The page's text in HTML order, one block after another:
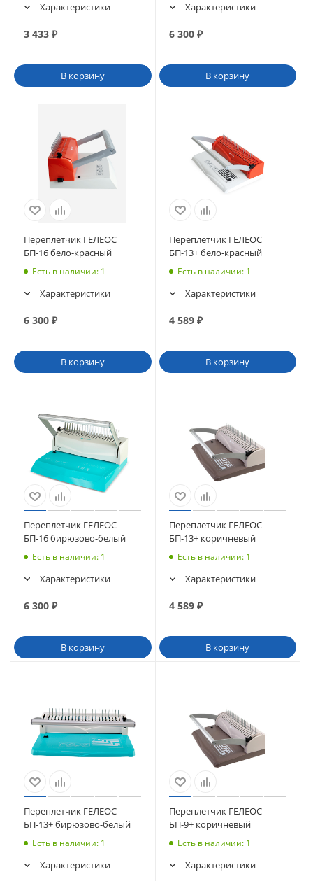
Характеристики
3 433 ₽
В корзину
Характеристики
6 300₽
В корзину
Переплетчик ГЕЛЕОС
БП-16 бело-красный
Есть в наличии: 1
Характеристики
6 300 ₽
В корзину
Переплетчик ГЕЛЕОС
БП-13+ бело-красный
Есть в наличии: 1
Характеристики
4 589₽
В корзину
Переплетчик ГЕЛЕОС
БП-16 бирюзово-белый
Есть в наличии: 1
Характеристики
6 300 ₽
В корзину
Переплетчик ГЕЛЕОС
БП-13+ коричневый
Есть в наличии: 1
Характеристики
4 589₽
В корзину
Переплетчик ГЕЛЕОС
БП-13+ бирюзово-белый
Есть в наличии: 1
Характеристики
Переплетчик ГЕЛЕОС
БП-9+ коричневый
Есть в наличии: 1
Характеристики